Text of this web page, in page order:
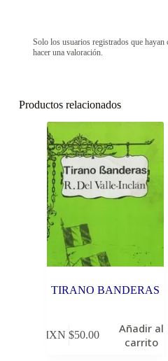
Solo los usuarios registrados que hayan
hacer una valoración.
Productos relacionados
TIRANO BANDERAS
MXN $50.00
Añadir al
carrito